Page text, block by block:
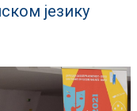
језику